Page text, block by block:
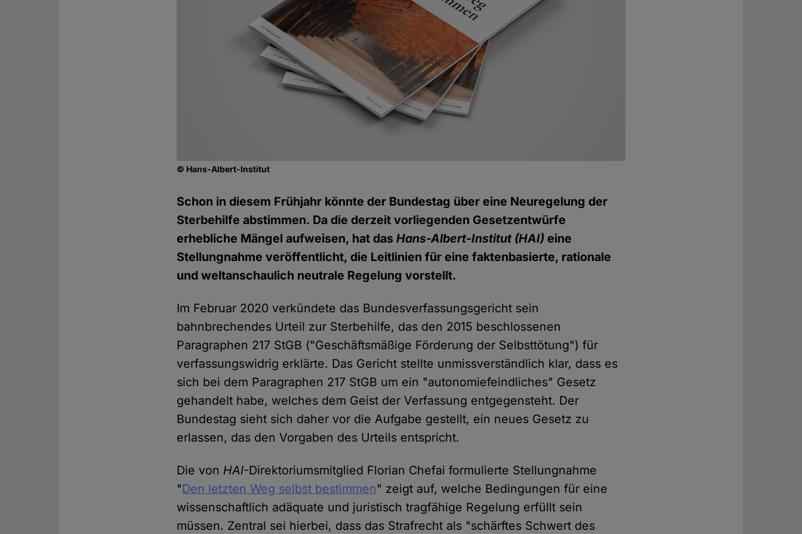
© Hans-Albert-Institut
Schon in diesem Frühjahr könnte der Bundestag über eine Neuregelung der
Sterbehilfe abstimmen. Da die derzeit vorliegenden Gesetzentwürfe
erhebliche Mängel aufweisen, hat dasHans-Albert-Institut (HAI) eine
Stellungnahme veröffentlicht, die Leitlinien für eine faktenbasierte, rationale
und weltanschaulich neutrale Regelung vorstellt.
Im Februar 2020 verkündete das Bundesverfassungsgericht sein
bahnbrechendes Urteil zur Sterbehilfe, das den 2015 beschlossenen
Paragraphen 217 StGB ("Geschäftsmäßige Förderung der Selbsttötung") für
verfassungswidrig erklärte. Das Gericht stellte unmissverständlich klar, dass es
sich bei dem Paragraphen 217 StGB um ein "autonomiefeindliches" Gesetz
gehandelt habe, welches dem Geist der Verfassung entgegensteht. Der
Bundestag sieht sich daher vor die Aufgabe gestellt, ein neues Gesetz zu
erlassen, das den Vorgaben des Urteils entspricht.
Die von HAI-Direktoriumsmitglied Florian Chefai formulierte Stellungnahme
"Den letzten Weg selbst bestimmen" zeigt auf, welche Bedingungen für eine
wissenschaftlich adäquate und juristisch tragfähige Regelung erfüllt sein
müssen. Zentral sei hierbei, dass das Strafrecht als "schärftes Schwert des